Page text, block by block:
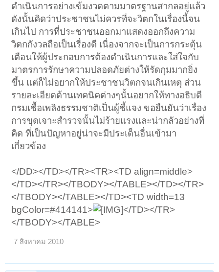
ดำเนินการอย่างเข้มงวดตามมาตรฐานสากลอยู่แล้ว
ดังนั้นคิดว่าประชาชนไม่ควรที่จะวิตกในเรื่องนี้จน
เกินไป การที่ประชาชนออกมาแสดงออกถึงความ
วิตกกังวลถือเป็นเรื่องดี เนื่องจากจะเป็นการกระตุ้น
เตือนให้ผู้ประกอบการต้องดำเนินการและใส่ใจกับ
มาตรการรักษาความปลอดภัยต่างให้รัดกุมมากยิ่ง
ขึ้น แต่ก็ไม่อยากให้ประชาชนวิตกจนเกินเหตุ ส่วน
รายละเอียดด้านเทคนิคต่างๆนั้นอยากให้ทางอธิบดี
กรมเชื้อเพลิงธรรมชาติเป็นผู้ชี้แจง ขอยืนยันว่าเรื่อง
การขุดเจาะสำรวจนั้นไม่ร้ายแรงและน่ากลัวอย่างที่
คิด ที่เป็นปัญหาอยู่น่าจะมีประเด็นอื่นเข้ามา
เกี่ยวข้อง
</DD></TD></TR><TR><TD align=middle>
</TD></TR></TBODY></TABLE></TD></TR>
</TBODY></TABLE></TD><TD width=13
bgColor=#414141>
</TD></TR>
</TBODY></TABLE>
7 สิงหาคม 2010